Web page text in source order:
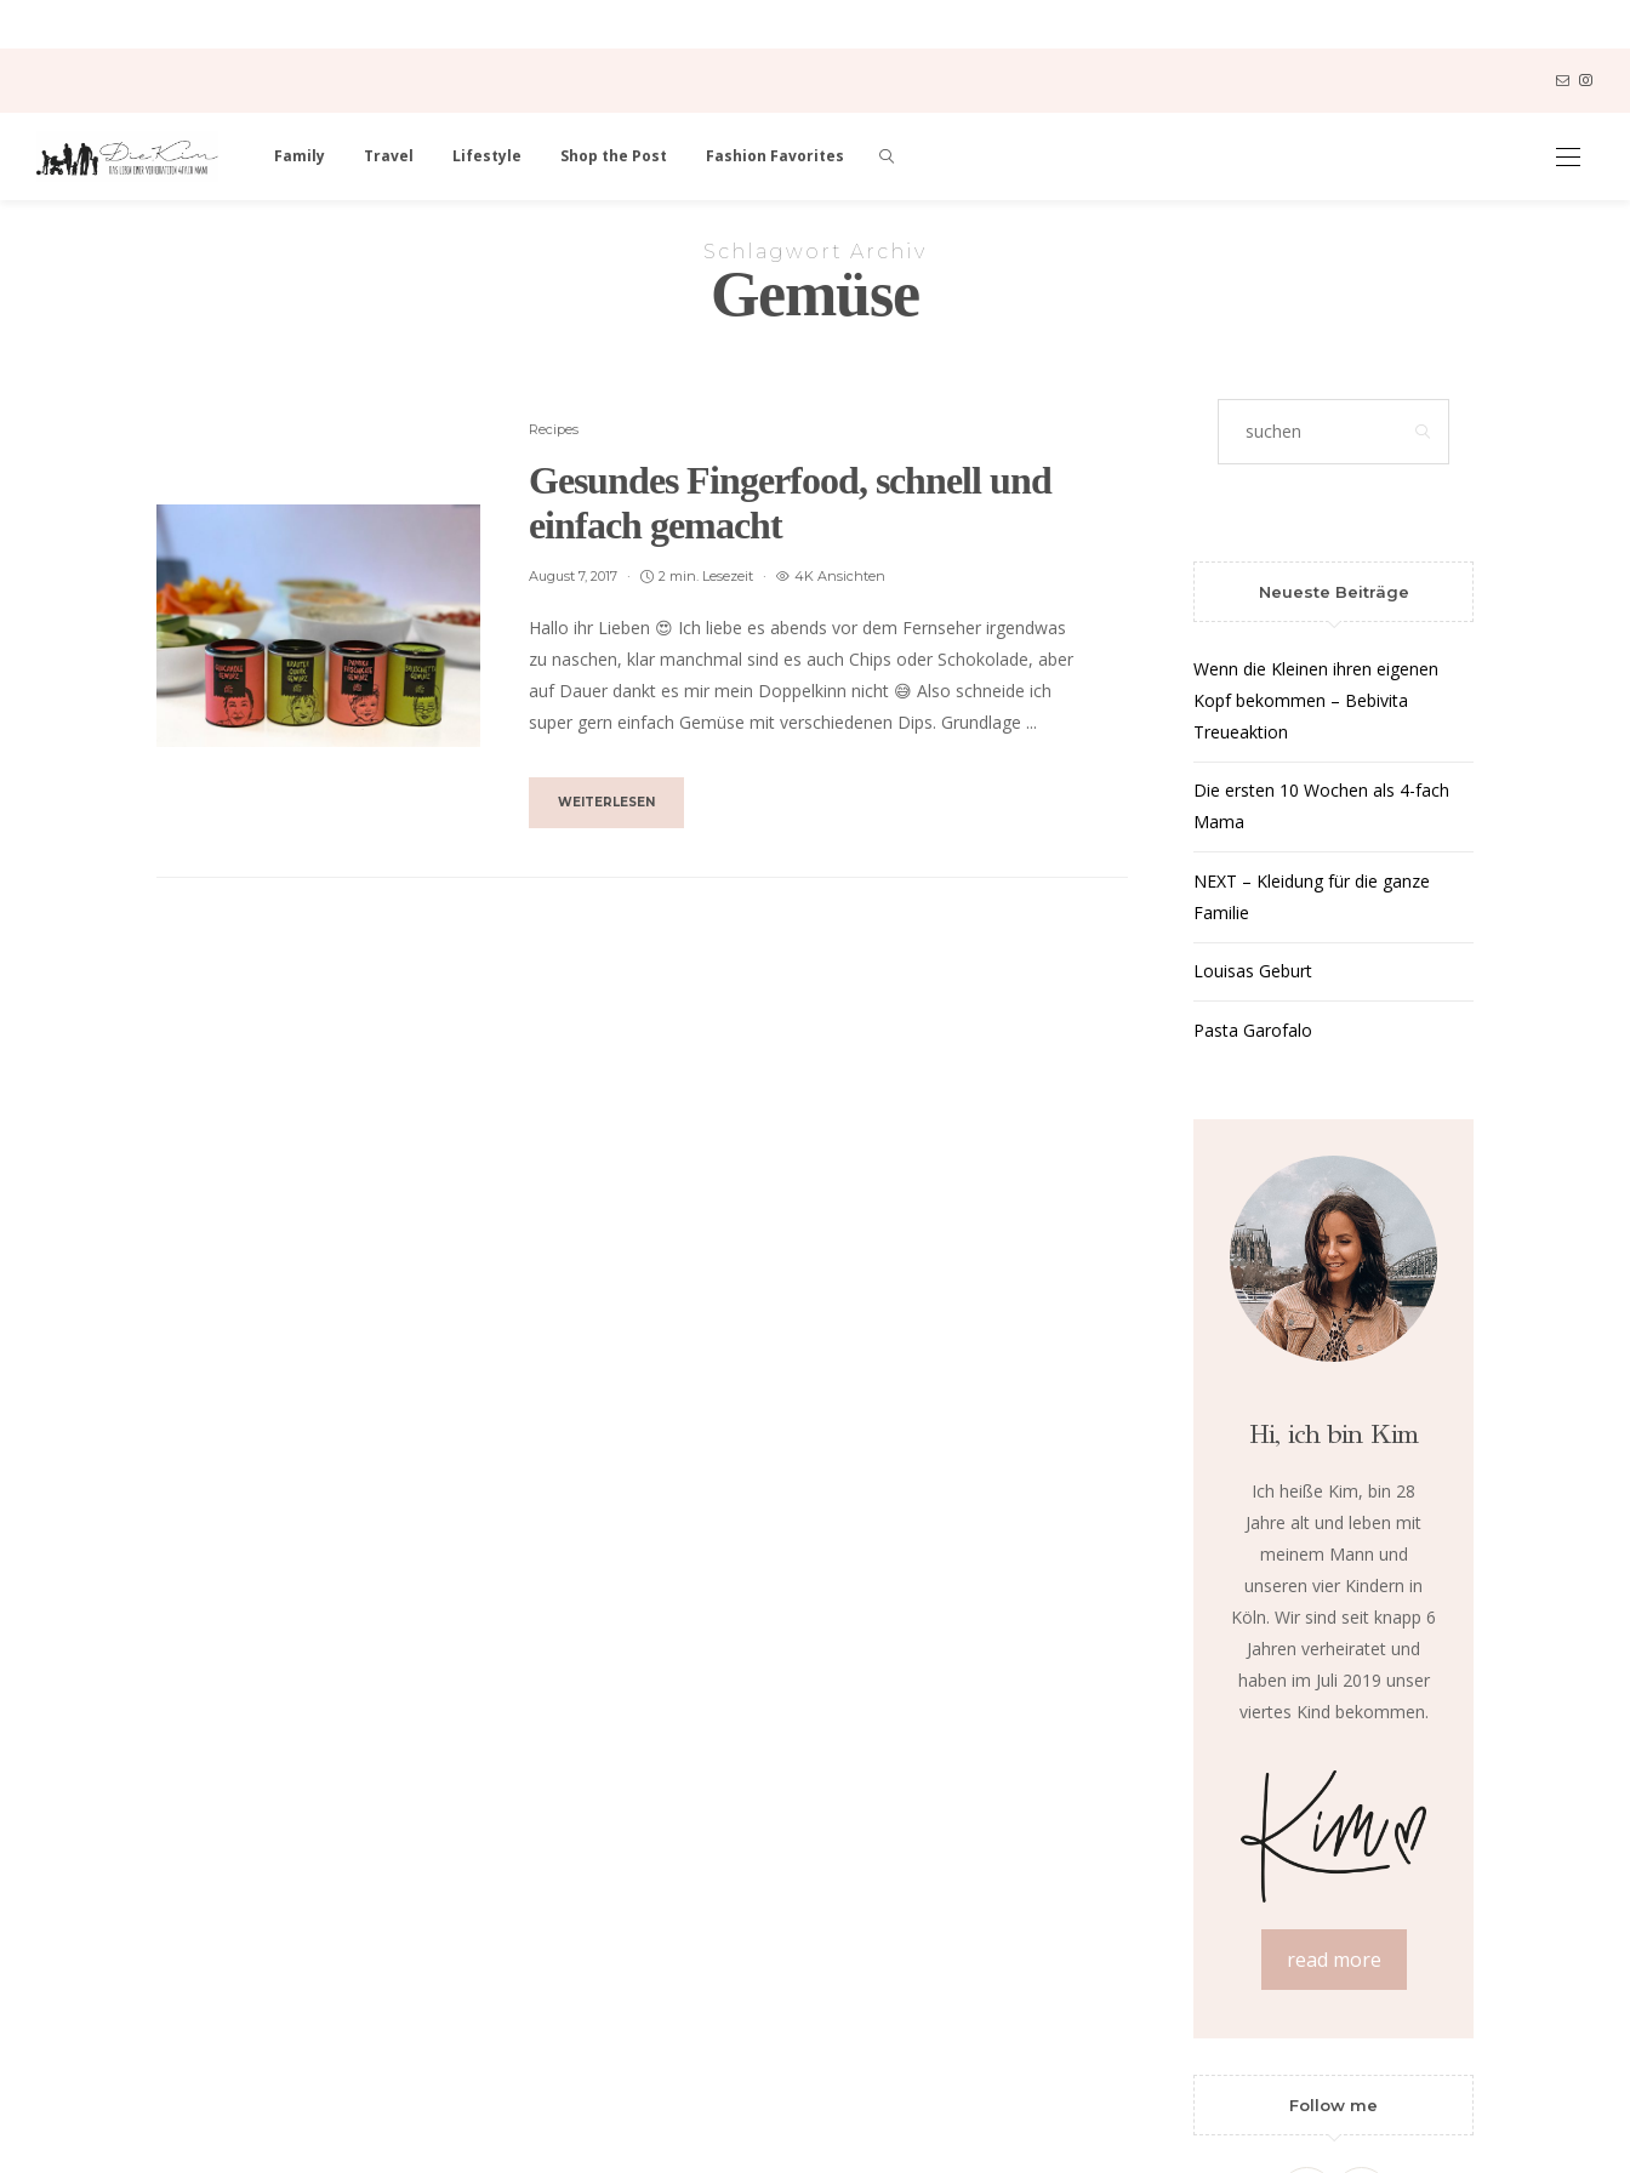
Family Travel Lifestyle Shop the Post Fashion Favorites
Schlagwort Archiv
Gemüse
Recipes
Gesundes Fingerfood, schnell und
einfach gemacht
August 7, 2017 2 min. Lesezeit 4K Ansichten
Hallo ihr Lieben 😍 Ich liebe es abends vor dem Fernseher irgendwas
zu naschen, klar manchmal sind es auch Chips oder Schokolade, aber
auf Dauer dankt es mir mein Doppelkinn nicht 😅 Also schneide ich
super gern einfach Gemüse mit verschiedenen Dips. Grundlage ...
WEITERLESEN
Neueste Beiträge
Wenn die Kleinen ihren eigenen
Kopf bekommen – Bebivita
Treueaktion
Die ersten 10 Wochen als 4-fach
Mama
NEXT – Kleidung für die ganze
Familie
Louisas Geburt
Pasta Garofalo
Hi, ich bin Kim
Ich heiße Kim, bin 28
Jahre alt und leben mit
meinem Mann und
unseren vier Kindern in
Köln. Wir sind seit knapp 6
Jahren verheiratet und
haben im Juli 2019 unser
viertes Kind bekommen.
read more
Follow me